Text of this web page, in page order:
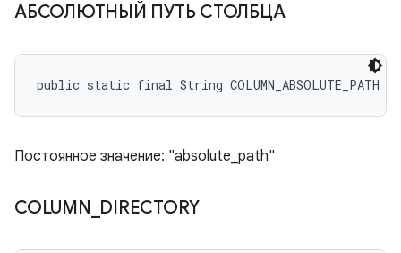
АБСОЛЮТНЫЙ ПУТЬ СТОЛБЦА
public static final String COLUMN_ABSOLUTE_PATH
Постоянное значение: "absolute_path"
COLUMN DIRECTORY